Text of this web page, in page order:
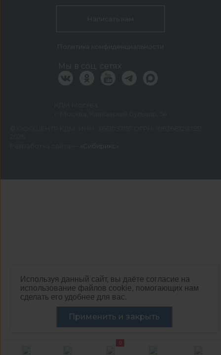
0
Используя данный сайт, вы даёте согласие на
использование файлов cookie, помогающих нам
сделать его удобнее для вас.
Применить и закрыть
Написать нам
Политика конфиденциальности
Мы в соц. сетях
«Сибирикс»